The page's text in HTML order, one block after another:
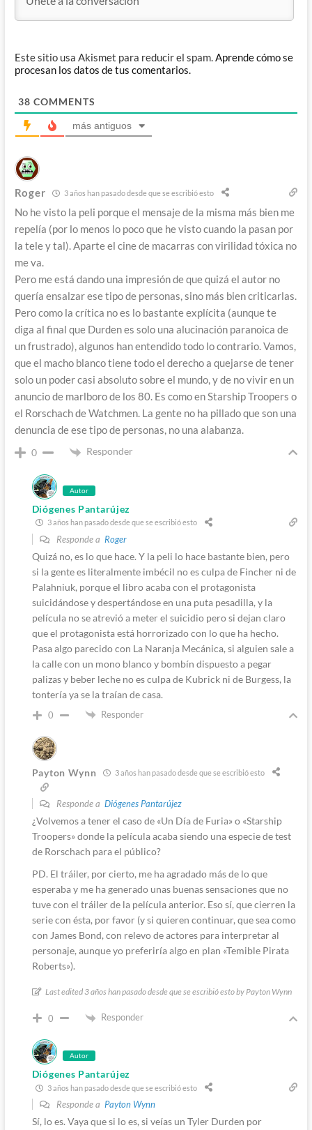
Este sitio usa Akismet para reducir el spam.Aprende cómo se
procesan los datos de tus comentarios.
38 COMMENTS
más antiguos
Roger 3 años han pasado desde que se escribió esto
No he visto la peli porque el mensaje de la misma más bien me
repelía (por lo menos lo poco que he visto cuando la pasan por
la tele y tal). Aparte el cine de macarras con virilidad tóxica no
me va.
Pero me está dando una impresión de que quizá el autor no
quería ensalzar ese tipo de personas, sino más bien criticarlas.
Pero como la crítica no es lo bastante explícita (aunque te
diga al final que Durden es solo una alucinación paranoica de
un frustrado), algunos han entendido todo lo contrario. Vamos,
que el macho blanco tiene todo el derecho a quejarse de tener
solo un poder casi absoluto sobre el mundo, y de no vivir en un
anuncio de marlboro de los 80. Es como en Starship Troopers o
el Rorschach de Watchmen. La gente no ha pillado que son una
denuncia de ese tipo de personas, no una alabanza.
0 Responder
Autor
Diógenes Pantarújez
3 años han pasado desde que se escribió esto
Responde a Roger
Quizá no, es lo que hace. Y la peli lo hace bastante bien, pero
si la gente es literalmente imbécil no es culpa de Fincher ni de
Palahniuk, porque el libro acaba con el protagonista
suicidándose y despertándose en una puta pesadilla, y la
película no se atrevió a meter el suicidio pero si dejan claro
que el protagonista está horrorizado con lo que ha hecho.
Pasa algo parecido con La Naranja Mecánica, si alguien sale a
la calle con un mono blanco y bombín dispuesto a pegar
palizas y beber leche no es culpa de Kubrick ni de Burgess, la
tontería ya se la traían de casa.
0 Responder
Payton Wynn 3 años han pasado desde que se escribió esto
Responde a Diógenes Pantarújez
¿Volvemos a tener el caso de «Un Día de Furia» o «Starship
Troopers» donde la película acaba siendo una especie de test
de Rorschach para el público?
PD. El tráiler, por cierto, me ha agradado más de lo que
esperaba y me ha generado unas buenas sensaciones que no
tuve con el tráiler de la película anterior. Eso sí, que cierren la
serie con ésta, por favor (y si quieren continuar, que sea como
con James Bond, con relevo de actores para interpretar al
personaje, aunque yo preferiría algo en plan «Temible Pirata
Roberts»).
Last edited 3 años han pasado desde que se escribió esto by Payton Wynn
0 Responder
Autor
Diógenes Pantarújez
3 años han pasado desde que se escribió esto
Responde a Payton Wynn
Sí, lo es. Vaya que si lo es, si veías un Tyler Durden por